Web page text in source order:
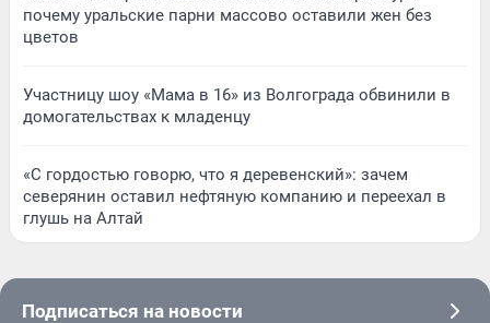
почему уральские парни массово оставили жен без
цветов
Участницу шоу «Мама в 16» из Волгограда обвинили в
домогательствах к младенцу
«С гордостью говорю, что я деревенский»: зачем
северянин оставил нефтяную компанию и переехал в
глушь на Алтай
Подписаться на новости